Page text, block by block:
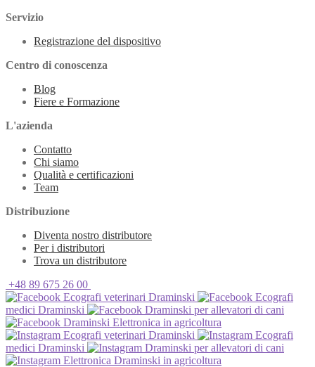
Servizio
Registrazione del dispositivo
Centro di conoscenza
Blog
Fiere e Formazione
L'azienda
Contatto
Chi siamo
Qualità e certificazioni
Team
Distribuzione
Diventa nostro distributore
Per i distributori
Trova un distributore
+48 89 675 26 00
Ecografi veterinari Draminski
Ecografi
medici Draminski
Draminski per allevatori di cani
Draminski Elettronica in agricoltura
Ecografi veterinari Draminski
Ecografi
medici Draminski
Draminski per allevatori di cani
Elettronica Draminski in agricoltura